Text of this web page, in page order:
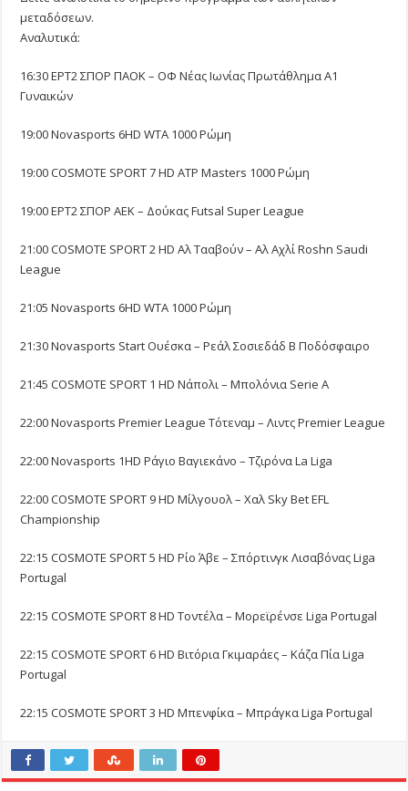
μεταδόσεων.
Αναλυτικά:
16:30 ΕΡΤ2 ΣΠΟΡ ΠΑΟΚ – ΟΦ Νέας Ιωνίας Πρωτάθλημα Α1
Γυναικών
19:00 Novasports 6HD WTA 1000 Ρώμη
19:00 COSMOTE SPORT 7 HD ATP Masters 1000 Ρώμη
19:00 ΕΡΤ2 ΣΠΟΡ ΑΕΚ – Δούκας Futsal Super League
21:00 COSMOTE SPORT 2 HD Αλ Τααβούν – Αλ Αχλί Roshn Saudi
League
21:05 Novasports 6HD WTA 1000 Ρώμη
21:30 Novasports Start Ουέσκα – Ρεάλ Σοσιεδάδ Β Ποδόσφαιρο
21:45 COSMOTE SPORT 1 HD Νάπολι – Μπολόνια Serie A
22:00 Novasports Premier League Τότεναμ – Λιντς Premier League
22:00 Novasports 1HD Ράγιο Βαγιεκάνο – Τζιρόνα La Liga
22:00 COSMOTE SPORT 9 HD Μίλγουολ – Χαλ Sky Bet EFL
Championship
22:15 COSMOTE SPORT 5 HD Ρίο Άβε – Σπόρτινγκ Λισαβόνας Liga
Portugal
22:15 COSMOTE SPORT 8 HD Τοντέλα – Μορεϊρένσε Liga Portugal
22:15 COSMOTE SPORT 6 HD Βιτόρια Γκιμαράες – Κάζα Πία Liga
Portugal
22:15 COSMOTE SPORT 3 HD Μπενφίκα – Μπράγκα Liga Portugal